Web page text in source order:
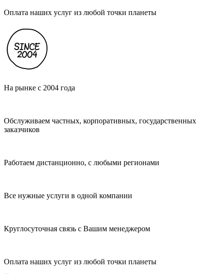
Оплата наших услуг из любой точки планеты
На рынке с 2004 года
Обслуживаем частных, корпоративных, государственных
заказчиков
Работаем дистанционно, с любыми регионами
Все нужные услуги в одной компании
Круглосуточная связь с Вашим менеджером
Оплата наших услуг из любой точки планеты